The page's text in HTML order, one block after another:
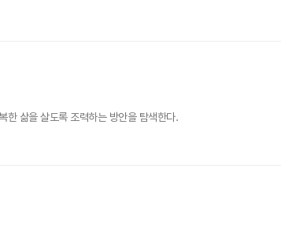
한 삶을 살도록 조력하는 방안을 탐색한다.